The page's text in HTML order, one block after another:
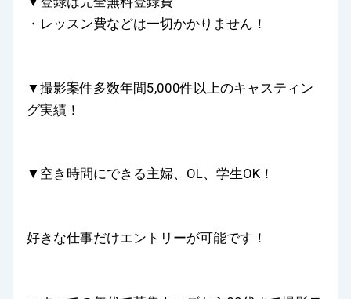
・レッスン費などは一切かかりません！
▼撮影案件多数年間5,000件以上のキャスティン
グ実績！
▼空き時間にできる主婦、OL、学生OK！
好きな仕事だけエントリーが可能です！